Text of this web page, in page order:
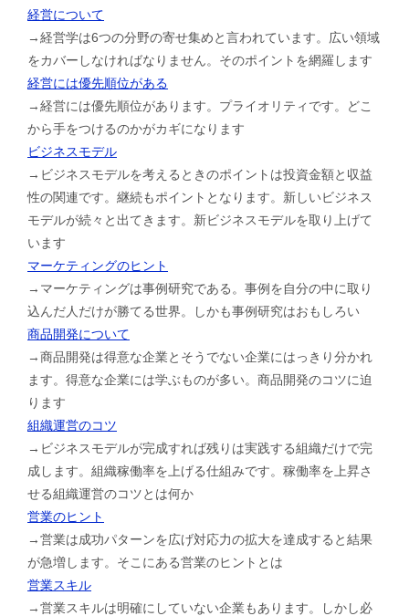
経営について
→経営学は6つの分野の寄せ集めと言われています。広い領域
をカバーしなければなりません。そのポイントを網羅します
経営には優先順位がある
→経営には優先順位があります。プライオリティです。どこ
から手をつけるのかがカギになります
ビジネスモデル
→ビジネスモデルを考えるときのポイントは投資金額と収益
性の関連です。継続もポイントとなります。新しいビジネス
モデルが続々と出てきます。新ビジネスモデルを取り上げて
います
マーケティングのヒント
→マーケティングは事例研究である。事例を自分の中に取り
込んだ人だけが勝てる世界。しかも事例研究はおもしろい
商品開発について
→商品開発は得意な企業とそうでない企業にはっきり分かれ
ます。得意な企業には学ぶものが多い。商品開発のコツに迫
ります
組織運営のコツ
→ビジネスモデルが完成すれば残りは実践する組織だけで完
成します。組織稼働率を上げる仕組みです。稼働率を上昇さ
せる組織運営のコツとは何か
営業のヒント
→営業は成功パターンを広げ対応力の拡大を達成すると結果
が急増します。そこにある営業のヒントとは
営業スキル
→営業スキルは明確にしていない企業もあります。しかし必